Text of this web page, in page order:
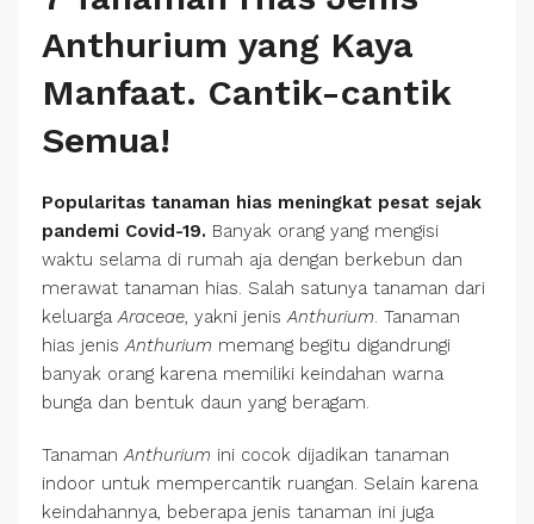
Anthurium yang Kaya
Manfaat. Cantik-cantik
Semua!
Popularitas tanaman hias meningkat pesat sejak
pandemi Covid-19. Banyak orang yang mengisi
waktu selama di rumah aja dengan berkebun dan
merawat tanaman hias. Salah satunya tanaman dari
keluargaAraceae, yakni jenisAnthurium. Tanaman
hias jenisAnthurium memang begitu digandrungi
banyak orang karena memiliki keindahan warna
bunga dan bentuk daun yang beragam.
TanamanAnthurium ini cocok dijadikan tanaman
indoor untuk mempercantik ruangan. Selain karena
keindahannya, beberapa jenis tanaman ini juga